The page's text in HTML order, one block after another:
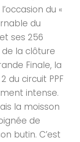
du «
du
ses 256
la clôture
Finale, la
du circuit PPF
intense.
la moisson
de
butin. C’est